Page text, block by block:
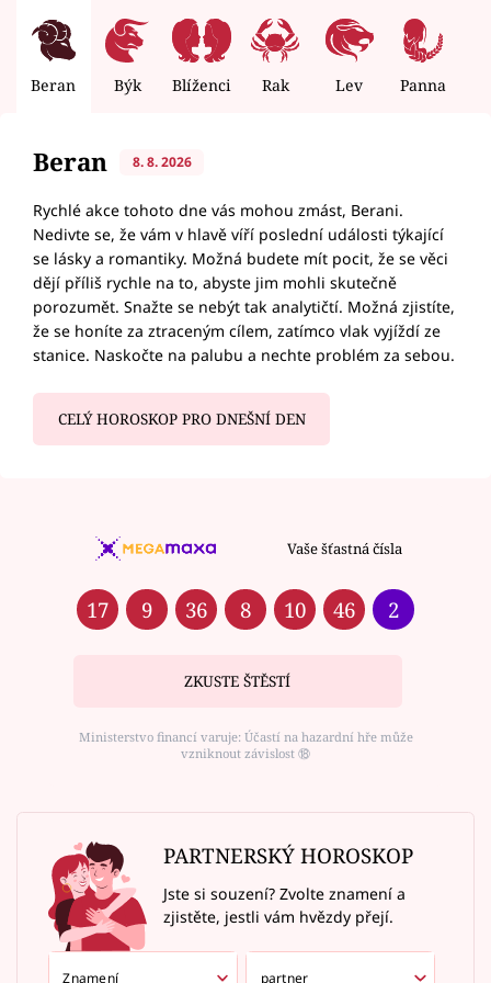
Beran Býk Blíženci Rak Lev Panna
Beran 8. 8. 2026
Rychlé akce tohoto dne vás mohou zmást, Berani.
Nedivte se, že vám v hlavě víří poslední události týkající
se lásky a romantiky. Možná budete mít pocit, že se věci
dějí příliš rychle na to, abyste jim mohli skutečně
porozumět. Snažte se nebýt tak analytičtí. Možná zjistíte,
že se honíte za ztraceným cílem, zatímco vlak vyjíždí ze
stanice. Naskočte na palubu a nechte problém za sebou.
CELÝ HOROSKOP PRO DNEŠNÍ DEN
Vaše šťastná čísla
17 9 36 8 10 46 2
ZKUSTE ŠTĚSTÍ
Ministerstvo financí varuje: Účastí na hazardní hře může
vzniknout závislost ⑱
PARTNERSKÝ HOROSKOP
Jste si souzení? Zvolte znamení a
zjistěte, jestli vám hvězdy přejí.